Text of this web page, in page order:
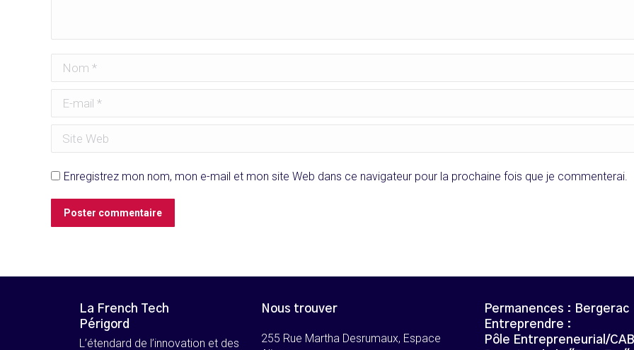
Nom *
E-mail *
Site Web
Enregistrez mon nom, mon e-mail et mon site Web dans ce navigateur pour la prochaine fois que je commenterai.
Poster commentaire
La French Tech
Périgord
L’étendard de l’innovation et des
Nous trouver
255 Rue Martha Desrumaux, Espace
Permanences : Bergerac
Entreprendre :
Pôle Entrepreneurial/CAB